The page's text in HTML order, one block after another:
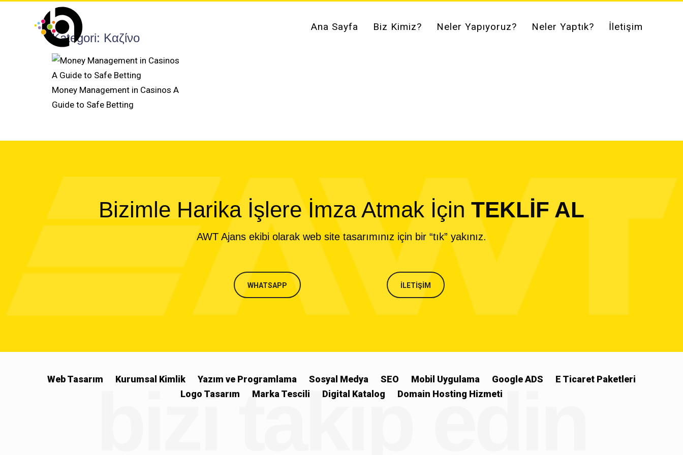
Ana Sayfa Biz Kimiz? Neler Yapıyoruz? Neler Yaptık? İletişim
Kategori: Καζίνο
Money Management in Casinos A
Guide to Safe Betting
Bizimle Harika İşlere İmza Atmak İçin TEKLİF AL
AWT Ajans ekibi olarak web site tasarımınız için bir “tık” yakınız.
WHATSAPP İLETİŞİM
Web Tasarım Kurumsal Kimlik Yazım ve Programlama Sosyal Medya SEO Mobil Uygulama Google ADS
E Ticaret Paketleri
Logo Tasarım
Marka Tescili Digital Katalog Domain Hosting Hizmeti
bizi takip edin